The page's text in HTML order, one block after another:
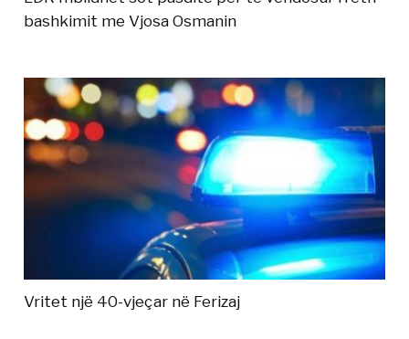
bashkimit me Vjosa Osmanin
Vritet një 40-vjeçar në Ferizaj